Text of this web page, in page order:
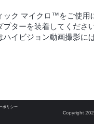
ック マイクロ™をご使用
ターを装着してください
ハイビジョン動画撮影に
ポリシー
Copyright